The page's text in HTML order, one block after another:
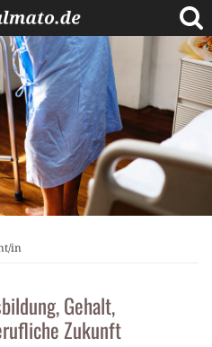
to
content
in
Gehalt,
Zukunft